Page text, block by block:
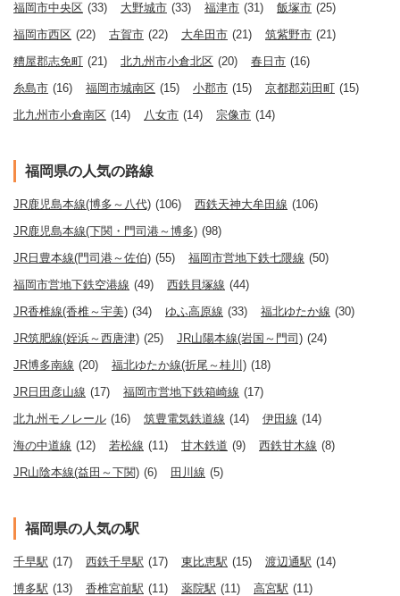
福岡市中央区 (33) 大野城市 (33) 福津市 (31) 飯塚市 (25)
福岡市西区 (22) 古賀市 (22) 大牟田市 (21) 筑紫野市 (21)
糟屋郡志免町 (21) 北九州市小倉北区 (20) 春日市 (16)
糸島市 (16) 福岡市城南区 (15) 小郡市 (15) 京都郡苅田町 (15)
北九州市小倉南区 (14) 八女市 (14) 宗像市 (14)
福岡県の人気の路線
JR鹿児島本線(博多～八代) (106) 西鉄天神大牟田線 (106)
JR鹿児島本線(下関・門司港～博多) (98)
JR日豊本線(門司港～佐伯) (55) 福岡市営地下鉄七隈線 (50)
福岡市営地下鉄空港線 (49) 西鉄貝塚線 (44)
JR香椎線(香椎～宇美) (34) ゆふ高原線 (33) 福北ゆたか線 (30)
JR筑肥線(姪浜～西唐津) (25) JR山陽本線(岩国～門司) (24)
JR博多南線 (20) 福北ゆたか線(折尾～桂川) (18)
JR日田彦山線 (17) 福岡市営地下鉄箱崎線 (17)
北九州モノレール (16) 筑豊電気鉄道線 (14) 伊田線 (14)
海の中道線 (12) 若松線 (11) 甘木鉄道 (9) 西鉄甘木線 (8)
JR山陰本線(益田～下関) (6) 田川線 (5)
福岡県の人気の駅
千早駅 (17) 西鉄千早駅 (17) 東比恵駅 (15) 渡辺通駅 (14)
博多駅 (13) 香椎宮前駅 (11) 薬院駅 (11) 高宮駅 (11)